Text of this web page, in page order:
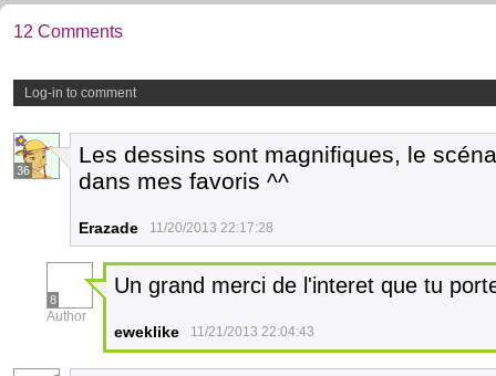
12 Comments
Log-in to comment
36
Les dessins sont magnifiques, le
dans mes favoris ^^
Erazade 11/20/2013 22:17:28
8
Author
Un grand merci de l'interet que tu
eweklike 11/21/2013 22:04:43